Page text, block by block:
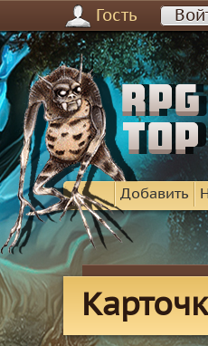
Гость
Добавить